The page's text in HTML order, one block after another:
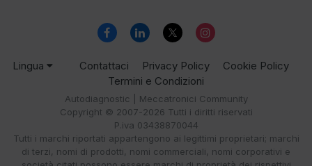
Lingua Contattaci Privacy Policy
Cookie Policy
Termini e Condizioni
Autodiagnostic | Meccatronici Community
Copyright © 2007-2026 Tutti i diritti riservati
P.iva 03438870044
Tutti i marchi riportati appartengono ai legittimi proprietari; marchi
di terzi, nomi di prodotti, nomi commerciali, nomi corporativi e